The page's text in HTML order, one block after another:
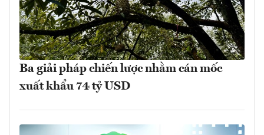
Ba giải pháp chiến lược nhằm cán mốc
xuất khẩu 74 tỷ USD